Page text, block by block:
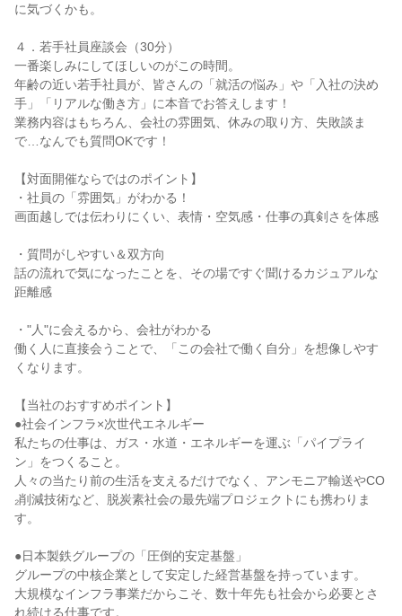
に気づくかも。
４．若手社員座談会（30分）
一番楽しみにしてほしいのがこの時間。
年齢の近い若手社員が、皆さんの「就活の悩み」や「入社の決め
手」「リアルな働き方」に本音でお答えします！
業務内容はもちろん、会社の雰囲気、休みの取り方、失敗談ま
で…なんでも質問OKです！
【対面開催ならではのポイント】
・社員の「雰囲気」がわかる！
画面越しでは伝わりにくい、表情・空気感・仕事の真剣さを体感
・質問がしやすい＆双方向
話の流れで気になったことを、その場ですぐ聞けるカジュアルな
距離感
・"人"に会えるから、会社がわかる
働く人に直接会うことで、「この会社で働く自分」を想像しやす
くなります。
【当社のおすすめポイント】
●社会インフラ×次世代エネルギー
私たちの仕事は、ガス・水道・エネルギーを運ぶ「パイプライ
ン」をつくること。
人々の当たり前の生活を支えるだけでなく、アンモニア輸送やCO
₂削減技術など、脱炭素社会の最先端プロジェクトにも携わりま
す。
●日本製鉄グループの「圧倒的安定基盤」
グループの中核企業として安定した経営基盤を持っています。
大規模なインフラ事業だからこそ、数十年先も社会から必要とさ
れ続ける仕事です。